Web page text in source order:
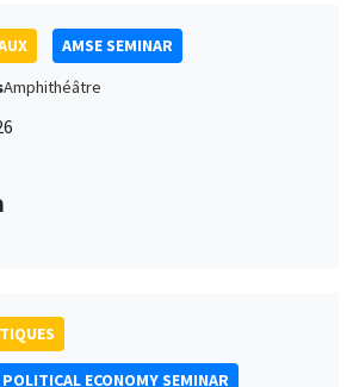
AMSE SEMINAR
Amphithéâtre
ECONOMY SEMINAR